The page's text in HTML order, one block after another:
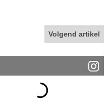
Volgend artikel